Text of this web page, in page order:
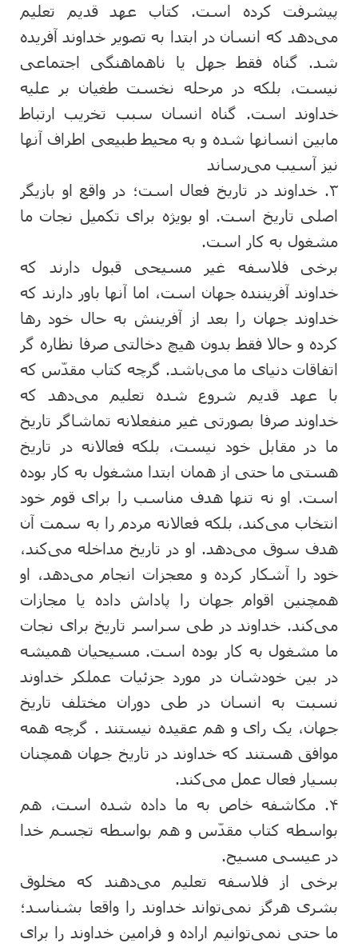
پیشرفت کرده است. کتاب عهد قدیم تعلیم
می‌دهد که انسان در ابتدا به تصویر خداوند آفریده
شد. گناه فقط جهل یا ناهماهنگی اجتماعی
نیست، بلکه در مرحله نخست طغیان بر علیه
خداوند است. گناه انسان سبب تخریب ارتباط
مابین انسانها شده و به محیط طبیعی اطراف آنها
نیز آسیب می‌رساند
۳. خداوند در تاریخ فعال است؛ در واقع او بازیگر
اصلی تاریخ است. او بویژه برای تکمیل نجات ما
مشغول به کار است.
برخی فلاسفه غیر مسیحی قبول دارند که
خداوند آفریننده جهان است، اما آنها باور دارند که
خداوند جهان را بعد از آفرینش به حال خود رها
کرده و حالا فقط بدون هیچ دخالتی صرفا نظاره گر
اتفاقات دنیای ما می‌باشد. گرچه کتاب مقدّس که
با عهد قدیم شروع شده تعلیم می‌دهد که
خداوند صرفا بصورتی غیر منفعلانه تماشاگر تاریخ
ما در مقابل خود نیست، بلکه فعالانه در تاریخ
هستی ما حتی از همان ابتدا مشغول به کار بوده
است. او نه تنها هدف مناسب را برای قوم خود
انتخاب می‌کند، بلکه فعالانه مردم را به سمت آن
هدف سوق می‌دهد. او در تاریخ مداخله می‌کند،
خود را آشکار کرده و معجزات انجام می‌دهد، او
همچنین اقوام جهان را پاداش داده یا مجازات
می‌کند. خداوند در طی سراسر تاریخ برای نجات
ما مشغول به کار بوده است. مسیحیان همیشه
در بین خودشان در مورد جزئیات عملکر خداوند
نسبت به انسان در طی دوران مختلف تاریخ
جهان، یک رای و هم عقیده نیستند . گرچه همه
موافق هستند که خداوند در تاریخ جهان همچنان
بسیار فعال عمل می‌کند.
۴. مکاشفه خاص به ما داده شده است، هم
بواسطه کتاب مقدّس و هم بواسطه تجسم خدا
در عیسی مسیح.
برخی از فلاسفه تعلیم می‌دهند که مخلوق
بشری هرگز نمی‌تواند خداوند را واقعا بشناسد؛
ما حتی نمی‌توانیم اراده و فرامین خداوند را برای